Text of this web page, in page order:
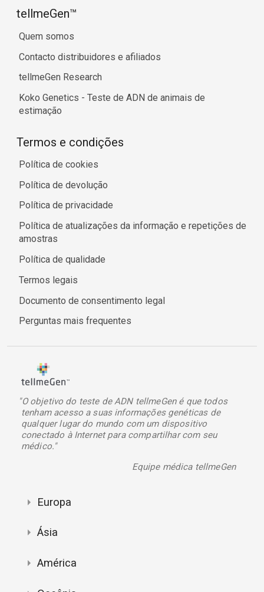
tellmeGen™
Quem somos
Contacto distribuidores e afiliados
tellmeGen Research
Koko Genetics - Teste de ADN de animais de
estimação
Termos e condições
Política de cookies
Política de devolução
Política de privacidade
Política de atualizações da informação e repetições de
amostras
Política de qualidade
Termos legais
Documento de consentimento legal
Perguntas mais frequentes
"O objetivo do teste de ADN tellmeGen é que todos
tenham acesso a suas informações genéticas de
qualquer lugar do mundo com um dispositivo
conectado à Internet para compartilhar com seu
médico."
Equipe médica tellmeGen
Europa
Ásia
América